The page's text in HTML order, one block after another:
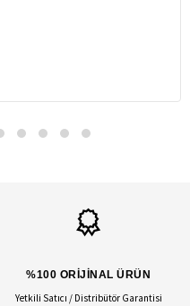
%100 ORİJİNAL ÜRÜN
Yetkili Satıcı / Distribütör Garantisi